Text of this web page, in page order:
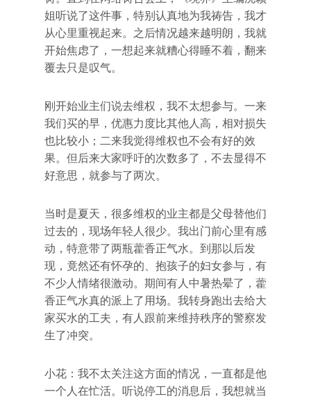
姐听说了这件事，特别认真地为我祷告，我才
从心里重视起来。之后情况越来越明朗，我就
开始焦虑了，一想起来就糟心得睡不着，翻来
覆去只是叹气。
刚开始业主们说去维权，我不太想参与。一来
我们买的早，优惠力度比其他人高，相对损失
也比较小；二来我觉得维权也不会有好的效
果。但后来大家呼吁的次数多了，不去显得不
好意思，就参与了两次。
当时是夏天，很多维权的业主都是父母替他们
过去的，现场年轻人很少。我出门前心里有感
动，特意带了两瓶藿香正气水。到那以后发
现，竟然还有怀孕的、抱孩子的妇女参与，有
不少人情绪很激动。期间有人中暑热晕了，藿
香正气水真的派上了用场。我转身跑出去给大
家买水的工夫，有人跟前来维持秩序的警察发
生了冲突。
小花：我不太关注这方面的情况，一直都是他
一个人在忙活。听说停工的消息后，我想就当